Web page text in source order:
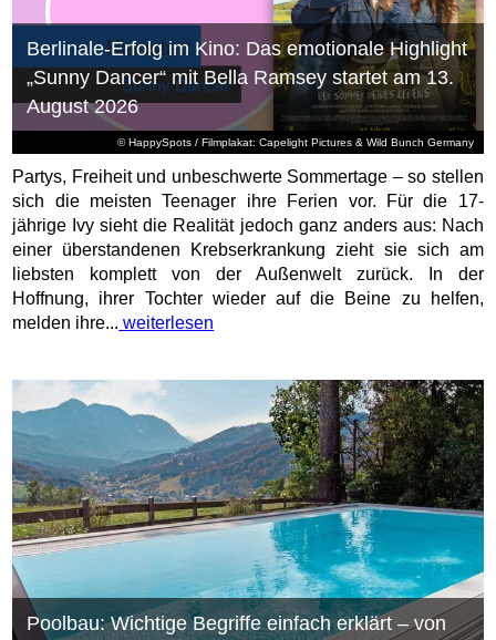
© HappySpots / Filmplakat: Capelight Pictures & Wild Bunch Germany
Berlinale-Erfolg im Kino: Das emotionale Highlight
„Sunny Dancer“ mit Bella Ramsey startet am 13.
August 2026
Partys, Freiheit und unbeschwerte Sommertage – so stellen
sich die meisten Teenager ihre Ferien vor. Für die 17-
jährige Ivy sieht die Realität jedoch ganz anders aus: Nach
einer überstandenen Krebserkrankung zieht sie sich am
liebsten komplett von der Außenwelt zurück. In der
Hoffnung, ihrer Tochter wieder auf die Beine zu helfen,
melden ihre... weiterlesen
Poolbau: Wichtige Begriffe einfach erklärt – von